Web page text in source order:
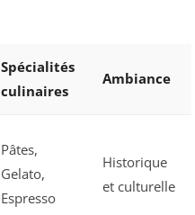
Spécialités
culinaires
Ambiance
Pâtes,
Gelato,
Espresso
Historique
et culturelle